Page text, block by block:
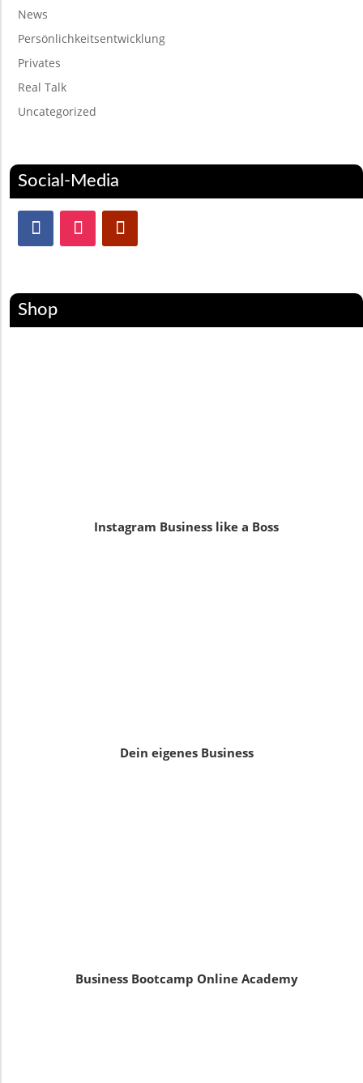
News
Persönlichkeitsentwicklung
Privates
Real Talk
Uncategorized
Social-Media
Shop
Instagram Business like a Boss
Dein eigenes Business
Business Bootcamp Online Academy